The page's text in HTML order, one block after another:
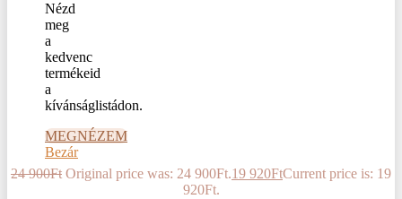
Nézd
meg
a
kedvenc
termékeid
a
kívánságlistádon.
MEGNÉZEM
Bezár
24 900Ft Original price was: 24 900Ft.19 920FtCurrent price is: 19
920Ft.